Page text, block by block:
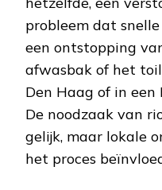
probleem dat
een ontstopping
afwasbak of het
Den Haag of in
De noodzaak van
gelijk, maar lokale
het proces